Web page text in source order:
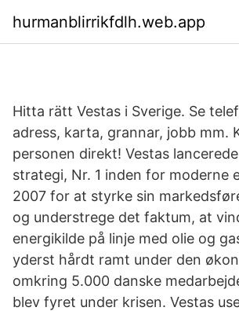
hurmanblirrikfdlh.web.app
Hitta rätt Vestas i Sverige. Se
adress, karta, grannar, jobb mm.
personen direkt! Vestas
strategi, Nr. 1 inden for moderne
2007 for at styrke sin
og understrege det faktum, at
energikilde på linje med olie og
yderst hårdt ramt under den
omkring 5.000 danske
blev fyret under krisen. Vestas